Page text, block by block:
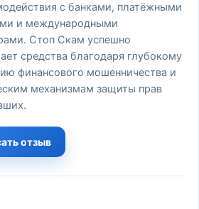
с банками, платёжными
и международными
Стоп Скам успешно
средства благодаря глубокому
финансового мошенничества и
механизмам защиты прав
отзыв